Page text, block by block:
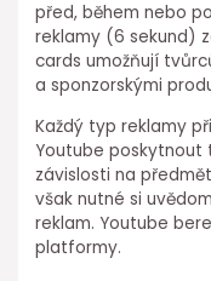
před, během nebo
reklamy (6 sekund)
cards umožňují
a sponzorskými
Každý typ reklamy
Youtube poskytnout
závislosti na
však nutné si
reklam. Youtube
platformy.